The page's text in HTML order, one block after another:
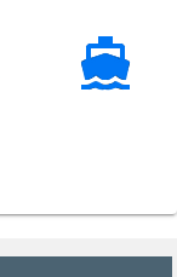
NAUTISME